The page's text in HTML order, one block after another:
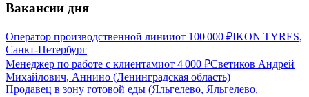
Вакансии дня
Оператор производственной линииот 100 000 ₽IKON TYRES,
Санкт-Петербург
Менеджер по работе с клиентамиот 4 000 ₽Светиков Андрей
Михайлович, Аннино (Ленинградская область)
Продавец в зону готовой еды (Яльгелево, Яльгелево,